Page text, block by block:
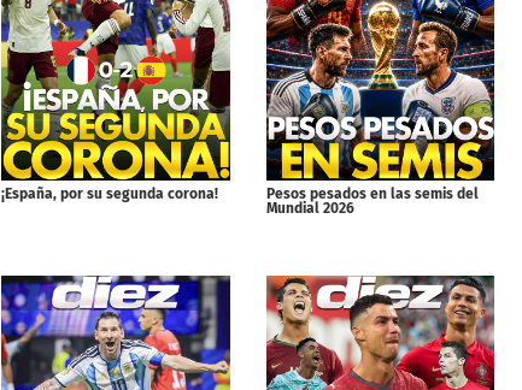
¡España, por su segunda corona!
Pesos pesados en las semis del
Mundial 2026